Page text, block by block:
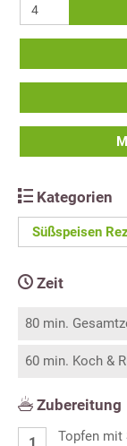
Kategorien
Süßspeisen
Zeit
80 min.
60 min. Koch &
Zubereitung
Topfen mit